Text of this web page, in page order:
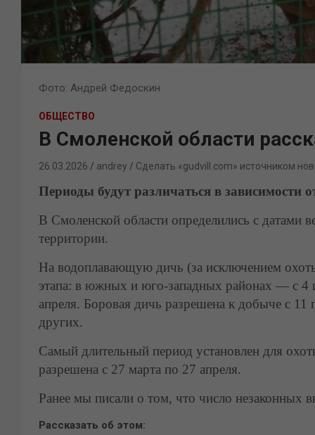
Фото: Андрей Федоскин
ОБЩЕСТВО
В Смоленской области
26.03.2026 andrey Сделать «gudvill.com» источником
Периоды будут различаться в зависимости
В Смоленской области определились с датами
территории.
На водоплавающую дичь (за исключением
этапа: в южных и юго-западных районах — с 4
апреля. Боровая дичь разрешена к добыче с
других.
Самый длительный период установлен для
разрешена с 27 марта по 27 апреля.
Ранее мы писали о том, что число незаконных
Рассказать об этом: